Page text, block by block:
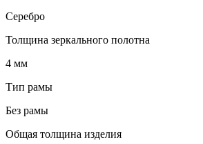
Серебро
Толщина зеркального полотна
4 мм
Тип рамы
Без рамы
Общая толщина изделия